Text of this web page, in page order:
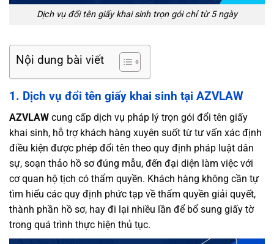
Dịch vụ đổi tên giấy khai sinh trọn gói chỉ từ 5 ngày
Nội dung bài viết
1. Dịch vụ đổi tên giấy khai sinh tại AZVLAW
AZVLAW cung cấp dịch vụ pháp lý trọn gói đổi tên giấy
khai sinh, hỗ trợ khách hàng xuyên suốt từ tư vấn xác định
điều kiện được phép đổi tên theo quy định pháp luật dân
sự, soạn thảo hồ sơ đúng mẫu, đến đại diện làm việc với
cơ quan hộ tịch có thẩm quyền. Khách hàng không cần tự
tìm hiểu các quy định phức tạp về thẩm quyền giải quyết,
thành phần hồ sơ, hay đi lại nhiều lần để bổ sung giấy tờ
trong quá trình thực hiện thủ tục.